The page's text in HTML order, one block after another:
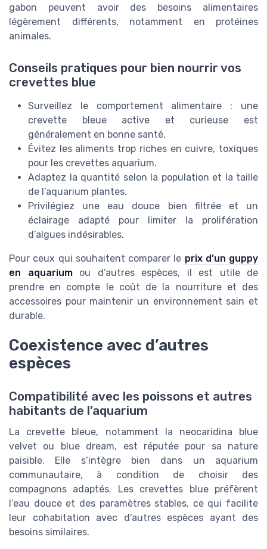
gabon peuvent avoir des besoins alimentaires
légèrement différents, notamment en protéines
animales.
Conseils pratiques pour bien nourrir vos
crevettes blue
Surveillez le comportement alimentaire : une
crevette bleue active et curieuse est
généralement en bonne santé.
Évitez les aliments trop riches en cuivre, toxiques
pour les crevettes aquarium.
Adaptez la quantité selon la population et la taille
de l’aquarium plantes.
Privilégiez une eau douce bien filtrée et un
éclairage adapté pour limiter la prolifération
d’algues indésirables.
Pour ceux qui souhaitent comparer le prix d’un guppy
en aquariumou d’autres espèces, il est utile de
prendre en compte le coût de la nourriture et des
accessoires pour maintenir un environnement sain et
durable.
Coexistence avec d’autres
espèces
Compatibilité avec les poissons et autres
habitants de l’aquarium
La crevette bleue, notamment la neocaridina blue
velvet ou blue dream, est réputée pour sa nature
paisible. Elle s’intègre bien dans un aquarium
communautaire, à condition de choisir des
compagnons adaptés. Les crevettes blue préfèrent
l’eau douce et des paramètres stables, ce qui facilite
leur cohabitation avec d’autres espèces ayant des
besoins similaires.